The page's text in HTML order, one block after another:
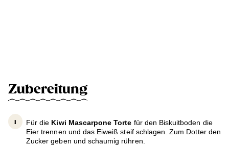
Zubereitung
Für die Kiwi Mascarpone Torte für den Biskuitboden die
Eier trennen und das Eiweiß steif schlagen. Zum Dotter den
Zucker geben und schaumig rühren.